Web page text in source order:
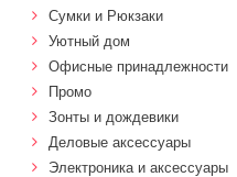
Сумки и Рюкзаки
Уютный дом
Офисные принадлежности
Промо
Зонты и дождевики
Деловые аксессуары
Электроника и аксессуары